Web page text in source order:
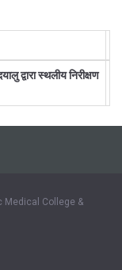
द्वारा स्थलीय निरीक्षण
Medical College &